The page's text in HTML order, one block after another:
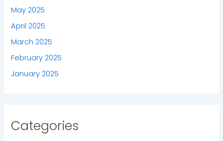
May 2025
April 2025
March 2025
February 2025
January 2025
Categories